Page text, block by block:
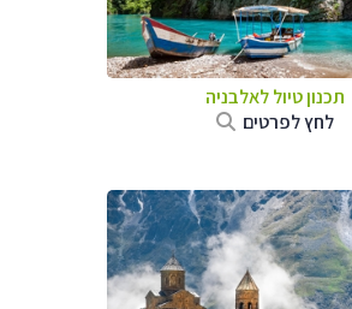
תכנון טיול לאלבניה
לחץ לפרטים